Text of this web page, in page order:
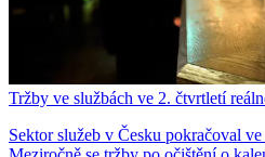
Tržby ve službách ve 2. čtvrtletí
Sektor služeb v Česku pokračoval